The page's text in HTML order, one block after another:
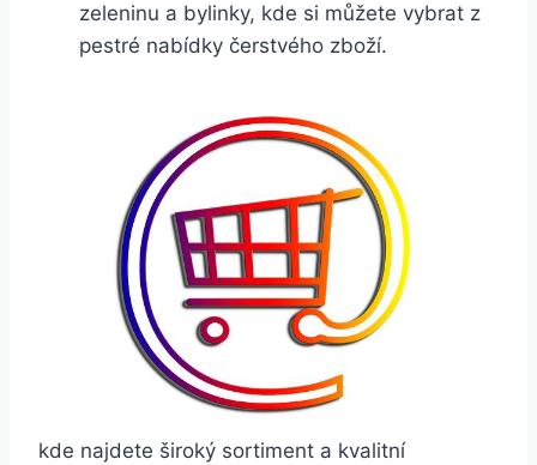
zeleninu a‌ bylinky, kde si můžete vybrat z
pestré​ nabídky⁤ čerstvého zboží.
kde najdete široký sortiment a ‍kvalitní